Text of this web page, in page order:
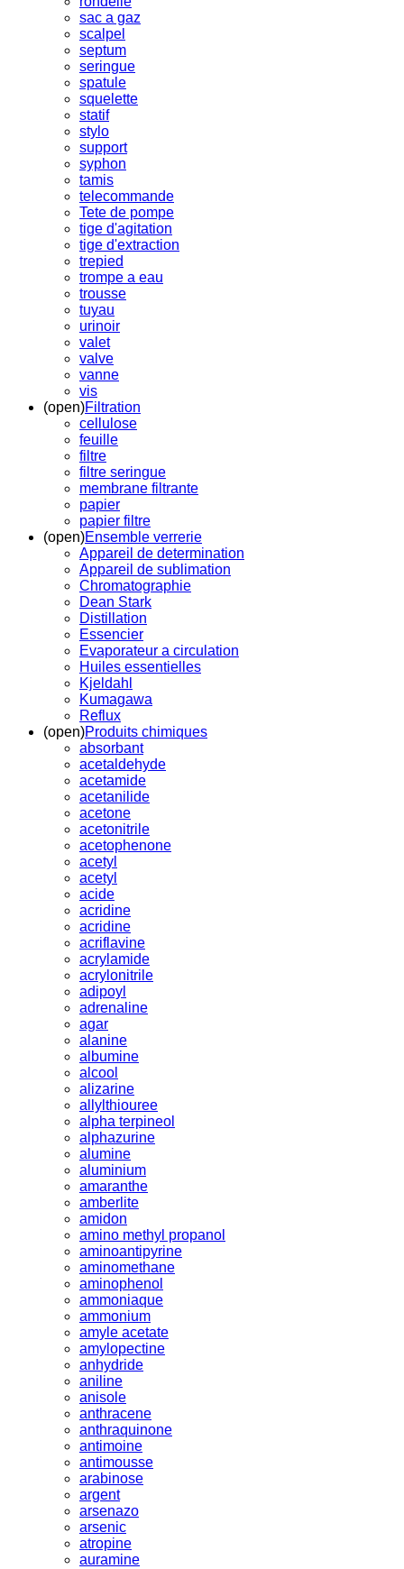
sac a gaz
scalpel
septum
seringue
spatule
squelette
statif
stylo
support
syphon
tamis
telecommande
Tete de pompe
tige d'agitation
tige d'extraction
trepied
trompe a eau
trousse
tuyau
urinoir
valet
valve
vanne
vis
(open)Filtration
cellulose
feuille
filtre
filtre seringue
membrane filtrante
papier
papier filtre
(open)Ensemble verrerie
Appareil de determination
Appareil de sublimation
Chromatographie
Dean Stark
Distillation
Essencier
Evaporateur a circulation
Huiles essentielles
Kjeldahl
Kumagawa
Reflux
(open)Produits chimiques
absorbant
acetaldehyde
acetamide
acetanilide
acetone
acetonitrile
acetophenone
acetyl
acetyl
acide
acridine
acridine
acriflavine
acrylamide
acrylonitrile
adipoyl
adrenaline
agar
alanine
albumine
alcool
alizarine
allylthiouree
alpha terpineol
alphazurine
alumine
aluminium
amaranthe
amberlite
amidon
amino methyl propanol
aminoantipyrine
aminomethane
aminophenol
ammoniaque
ammonium
amyle acetate
amylopectine
anhydride
aniline
anisole
anthracene
anthraquinone
antimoine
antimousse
arabinose
argent
arsenazo
arsenic
atropine
auramine